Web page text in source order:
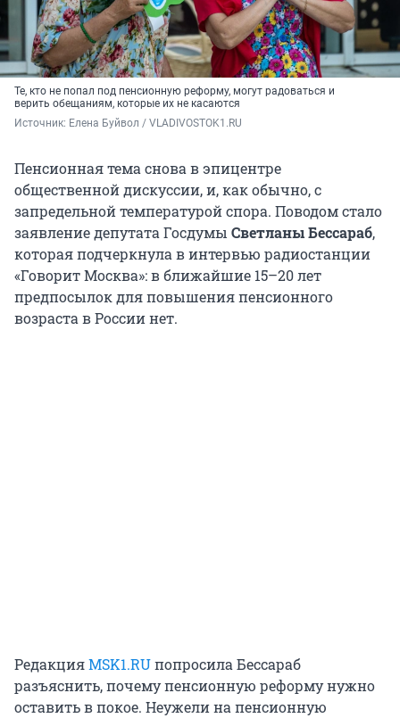
Те, кто не попал под пенсионную реформу, могут радоваться и
верить обещаниям, которые их не касаются
Источник: Елена Буйвол / VLADIVOSTOK1.RU
Пенсионная тема снова в эпицентре
общественной дискуссии, и, как обычно, с
запредельной температурой спора. Поводом стало
заявление депутата Госдумы Светланы Бессараб,
которая подчеркнула в интервью радиостанции
«Говорит Москва»: в ближайшие 15–20 лет
предпосылок для повышения пенсионного
возраста в России нет.
РедакцияMSK1.RUпопросила Бессараб
разъяснить, почему пенсионную реформу нужно
оставить в покое. Неужели на пенсионную